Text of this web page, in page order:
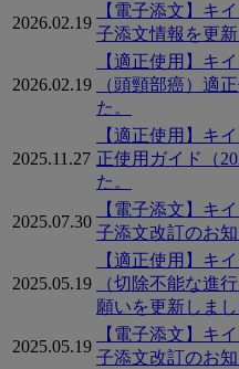
る
お
知
せ
覧
2026.02.19
【電子添文】キ
子添文情報を更新
2026.02.19
【適正使用】キ
（頭頸部癌）適
た。
2025.11.27
【適正使用】キ
正使用ガイド（
た。
2025.07.30
【電子添文】キ
子添文改訂のお
2025.05.19
【適正使用】キ
（切除不能な進
願いを更新しまし
2025.05.19
【電子添文】キ
子添文改訂のお